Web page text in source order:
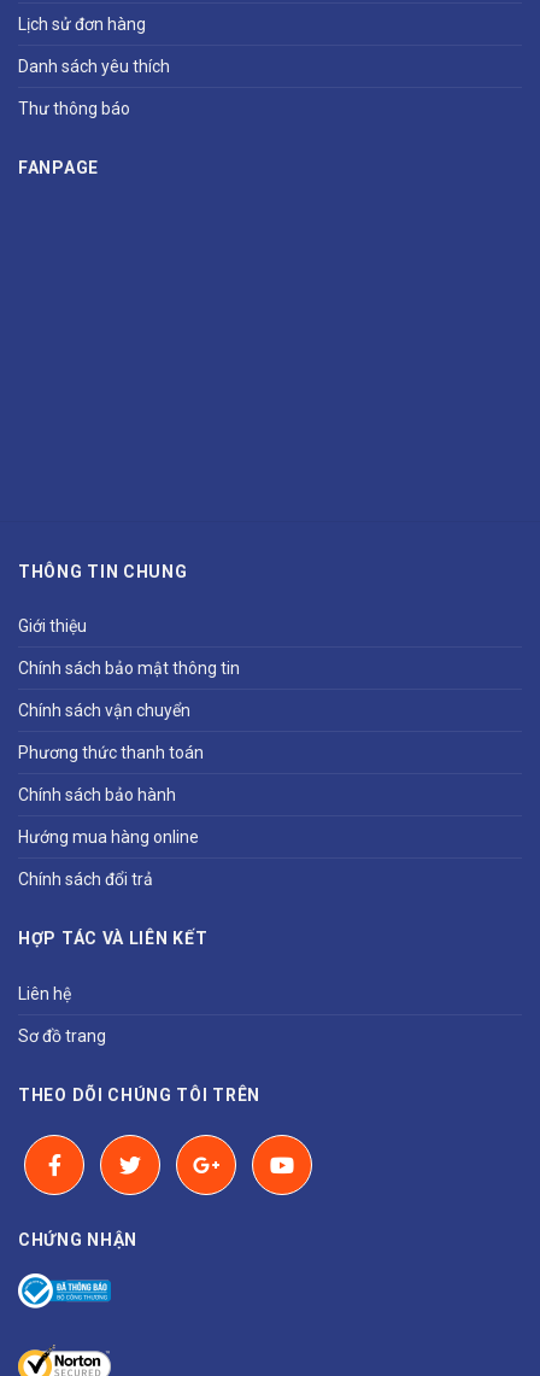
Lịch sử đơn hàng
Danh sách yêu thích
Thư thông báo
FANPAGE
THÔNG TIN CHUNG
Giới thiệu
Chính sách bảo mật thông tin
Chính sách vận chuyển
Phương thức thanh toán
Chính sách bảo hành
Hướng mua hàng online
Chính sách đổi trả
HỢP TÁC VÀ LIÊN KẾT
Liên hệ
Sơ đồ trang
THEO DÕI CHÚNG TÔI TRÊN
CHỨNG NHẬN